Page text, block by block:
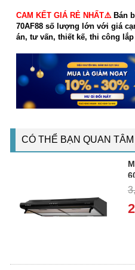
CAM KẾT GIÁ RẺ NHẤT⚠️ Bán
70AF88 số lượng lớn với giá
án, tư vấn, thiết kế, thi công
CÓ THỂ BẠN QUAN TÂM